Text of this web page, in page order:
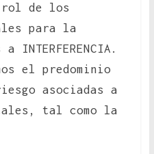
rol de los
para la
el predominio
asociadas a
tal como la